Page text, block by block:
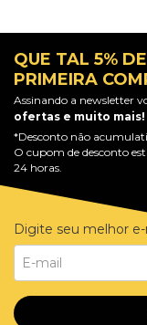
QUE TAL 5%
PRIMEIRA
Assinando a newsletter
ofertas e muito mais!
*Desconto não
O cupom de desconto
24 horas.
Digite seu melhor